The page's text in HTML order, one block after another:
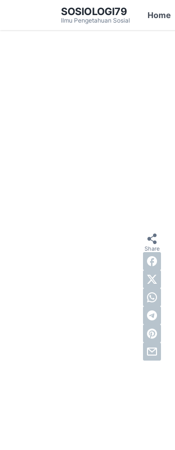
SOSIOLOGI79
Ilmu Pengetahuan Sosial
Home